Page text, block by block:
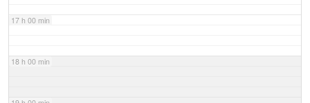
17 h 00 min
18 h 00 min